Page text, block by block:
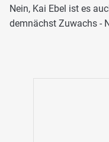
Nein, Kai Ebel ist es
demnächst Zuwachs -